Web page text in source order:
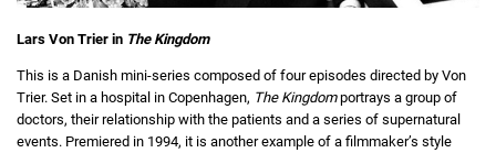
Lars Von Trier in The Kingdom
This is a Danish mini-series composed of four episodes directed by Von
Trier. Set in a hospital in Copenhagen, The Kingdomportrays a group of
doctors, their relationship with the patients and a series of supernatural
events. Premiered in 1994, it is another example of a filmmaker’s style